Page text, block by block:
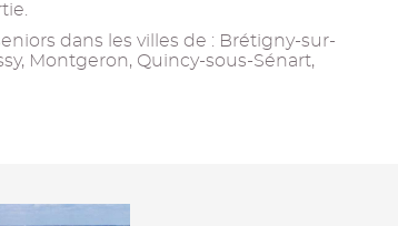
dans les villes de : Brétigny-sur-
Montgeron, Quincy-sous-Sénart,